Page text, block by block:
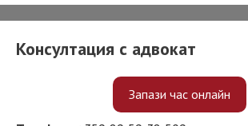
Консултация с адвокат
Запази час онлайн